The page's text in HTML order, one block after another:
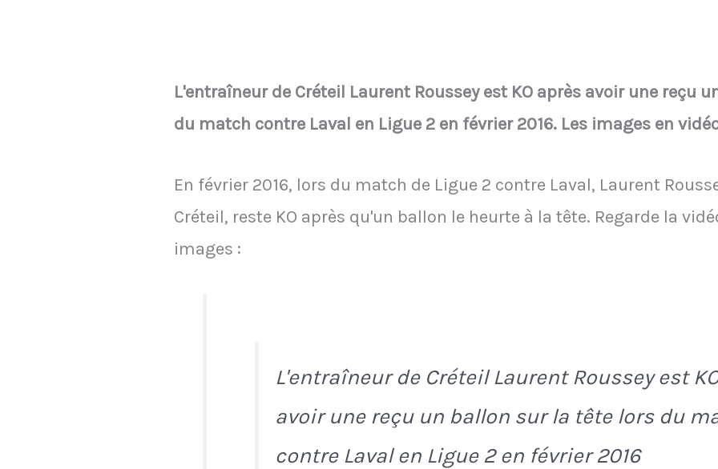
L'entraîneur de Créteil Laurent Roussey est KO après avoir une reçu
du match contre Laval en Ligue 2 en février 2016. Les images en
En février 2016, lors du match de Ligue 2 contre Laval, Laurent
Créteil, reste KO après qu'un ballon le heurte à la tête. Regarde la
images :
L'entraîneur de Créteil Laurent Roussey est
avoir une reçu un ballon sur la tête lors du
contre Laval en Ligue 2 en février 2016